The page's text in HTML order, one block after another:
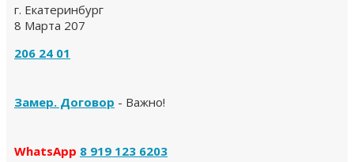
г. Екатеринбург
8 Марта 207
206 24 01
Замер. Договор - Важно!
WhatsApp 8 919 123 6203